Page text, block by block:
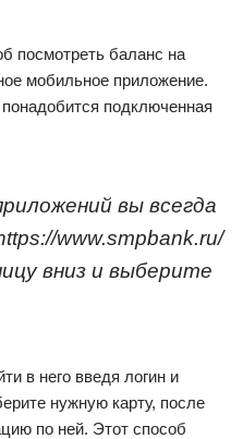
посмотреть баланс на
мобильное приложение.
подключенная
вы всегда
www.smpbank.ru/
вниз и выберите
в него введя логин и
нужную карту, после
по ней. Этот способ